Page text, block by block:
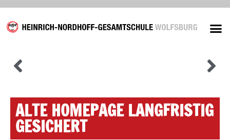
ALTE HOMEPAGE LANGFRISTIG
GESICHERT